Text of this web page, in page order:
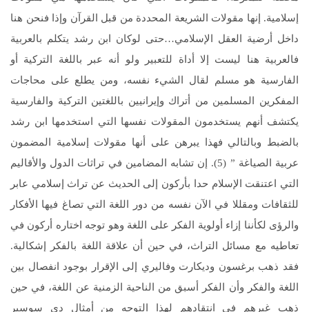
إسلامية. إنها مقولات الشريعة المحددة من قبل القرآن وإذا فنحن هنا
داخل أرضية العقل الإسلامي…حتى لوكان ابن رشد يتكلم بالعربية
فالعربية هنا ليست إلا أداة للتعبير ولو أنه عبر باللغة التركية أو
الفارسية هو مسلم لقال الشيء نفسه، ومن يطلع على محاجات
المفكرين المسلمين من أتراك وإيرانيين باللغتين التركية والفارسية
يكتشف أنهم يستخدمون المقولات نفسها التي استخدمها ابن رشد
بالضبط وبالتالي فهذا يبرهن على أنها مقولات إسلامية المضمون
عربية الصياغة ” (5). إن تشابه المضامين في تراثات الدول والأقاليم
التي اعتنقت الإسلام حدا بأركون إلى الحديث عن تراث إسلامي عابر
للثقافات ومقللا في الآن نفسه من دور اللغة التي تصاغ فيها الأفكار
والرؤى لكأننا إزاء أولوية الفكر على اللغة وهو توجه اختاره أركون في
تعاطيه مع مسائل التراث، في حين أن علاقة اللغة بالفكر إشكالية.
فقد ذهب برغسون وديكارت وفاليري إلى الإقرار بوجود انفصال بين
اللغة والفكر وأن الفكر أسبق من الناحية الزمنية عن اللغة، في حين
ذهب غيرهم في انتقادهم لهذا التوجه من أمثال دي سوسير